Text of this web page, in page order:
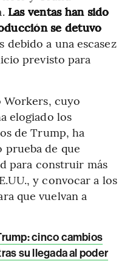
Las ventas han sido
se detuvo
debido a una escasez
previsto para
cuyo
elogiado los
de Trump, ha
prueba de que
para construir más
y convocar a los
que vuelvan a
cinco cambios
su llegada al poder